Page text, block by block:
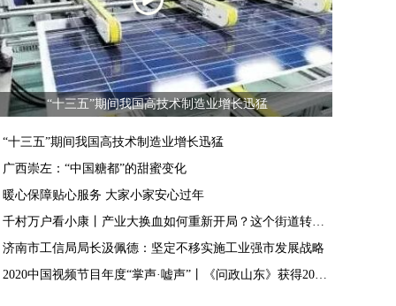
“十三五”期间我国高技术制造业增长迅猛
“十三五”期间我国高技术制造业增长迅猛
广西崇左：“中国糖都”的甜蜜变化
暖心保障贴心服务 大家小家安心过年
千村万户看小康丨产业大换血如何重新开局？这个街道转型三年，财政收入首破亿
济南市工信局局长汲佩德：坚定不移实施工业强市发展战略
2020中国视频节目年度“掌声·嘘声”丨《问政山东》获得2020第十届中国视频节目年度掌声节目